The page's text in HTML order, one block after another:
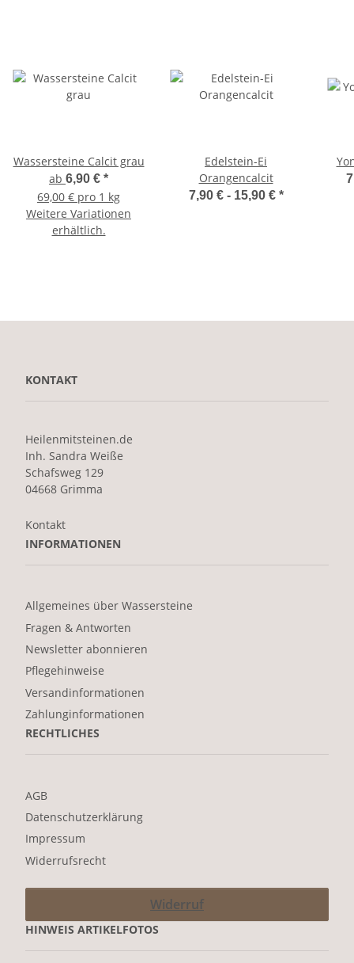
Wassersteine Calcit grau
ab 6,90 € *
69,00 € pro 1 kg
Weitere Variationen
erhältlich.
Edelstein-Ei
Orangencalcit
7,90 € - 15,90 € *
KONTAKT
Heilenmitsteinen.de
Inh. Sandra Weiße
Schafsweg 129
04668 Grimma
Kontakt
INFORMATIONEN
Allgemeines über Wassersteine
Fragen & Antworten
Newsletter abonnieren
Pflegehinweise
Versandinformationen
Zahlunginformationen
RECHTLICHES
AGB
Datenschutzerklärung
Impressum
Widerrufsrecht
Widerruf
HINWEIS ARTIKELFOTOS